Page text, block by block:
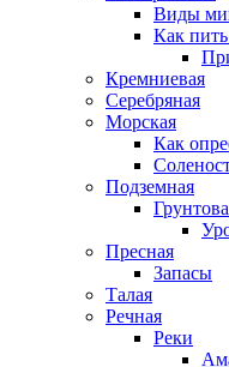
Виды
Как
Кремниевая
Серебряная
Морская
Как
Подземная
Пресная
Запасы
Талая
Речная
Реки